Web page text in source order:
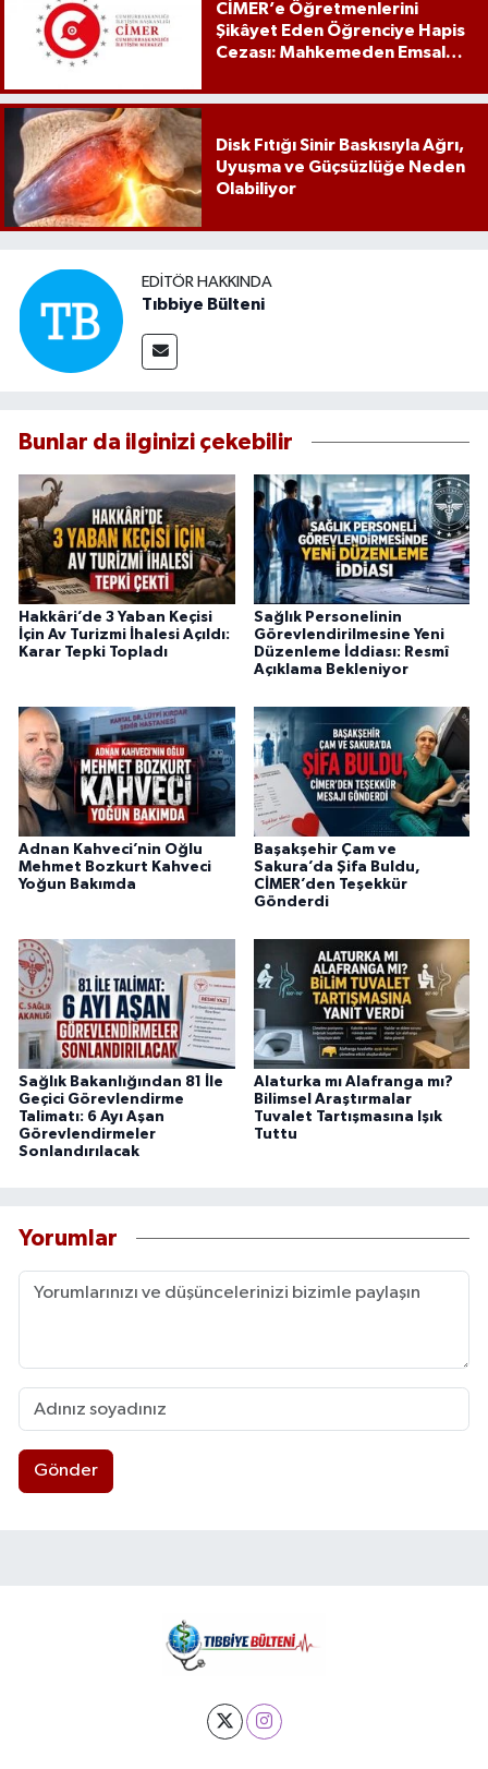
CİMER’e Öğretmenlerini
Şikâyet Eden Öğrenciye Hapis
Cezası: Mahkemeden Emsal
Disk Fıtığı Sinir Baskısıyla Ağrı,
Uyuşma ve Güçsüzlüğe Neden
Olabiliyor
EDITÖR HAKKINDA
Tıbbiye Bülteni
Bunlar da ilginizi çekebilir
Hakkâri’de 3 Yaban Keçisi
İçin Av Turizmi İhalesi Açıldı:
Karar Tepki Topladı
Sağlık Personelinin
Görevlendirilmesine Yeni
Düzenleme İddiası: Resmî
Açıklama Bekleniyor
Adnan Kahveci’nin Oğlu
Mehmet Bozkurt Kahveci
Yoğun Bakımda
Başakşehir Çam ve
Sakura’da Şifa Buldu,
CİMER’den Teşekkür
Gönderdi
Sağlık Bakanlığından 81 İle
Geçici Görevlendirme
Talimatı: 6 Ayı Aşan
Görevlendirmeler
Sonlandırılacak
Alaturka mı Alafranga mı?
Bilimsel Araştırmalar
Tuvalet Tartışmasına Işık
Tuttu
Yorumlar
Gönder